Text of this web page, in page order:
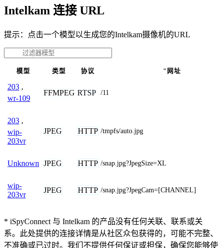
Intelkam 连接 URL
提示：点击一个模型以生成您的Intelkam摄像机的URL
模型 类型 协议 "网址
203 ,
wr-109
FFMPEG RTSP /11
203 ,
wip-
203vr
JPEG HTTP /tmpfs/auto.jpg
Unknown JPEG HTTP /snap.jpg?JpegSize=XL
wip-
203vr
JPEG HTTP /snap.jpg?JpegCam=[CHANNEL]
* iSpyConnect 与 Intelkam 的产品没有任何关联、联系或关
系。此处提供的连接详情是从社区众包获得的，可能不完整、
不准确或已过时。我们不提供任何保证或担保，确保您能够使